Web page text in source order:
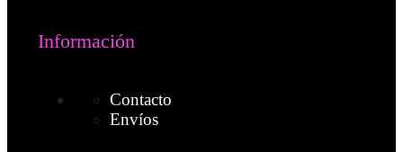
Información
Contacto
Envíos